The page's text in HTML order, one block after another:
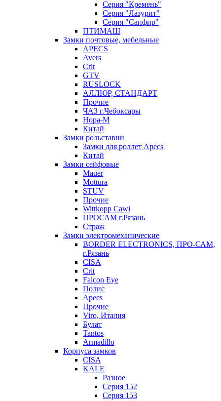
Серия "Кремень"
Серия "Лазурит"
Серия "Сапфир"
ПТИМАШ
Замки почтовые, мебельные
APECS
Avers
Crit
GTV
RUSLOCK
АЛЛЮР, СТАНДАРТ
Прочие
ЧАЗ г.Чебоксары
Нора-М
Китай
Замки рольставни
Замки для роллет Apecs
Китай
Замки сейфовые
Mauer
Mottura
STUV
Прочие
Wittkopp Cawi
ПРОСАМ г.Рязань
Страж
Замки электромеханические
BORDER ELECTRONICS, ПРО-САМ,
г.Рязань
CISA
Crit
Falcon Eye
Полис
Apecs
Прочие
Viro, Италия
Булат
Tantos
Armadillo
Корпуса замков
CISA
KALE
Разное
Серия 152
Серия 153